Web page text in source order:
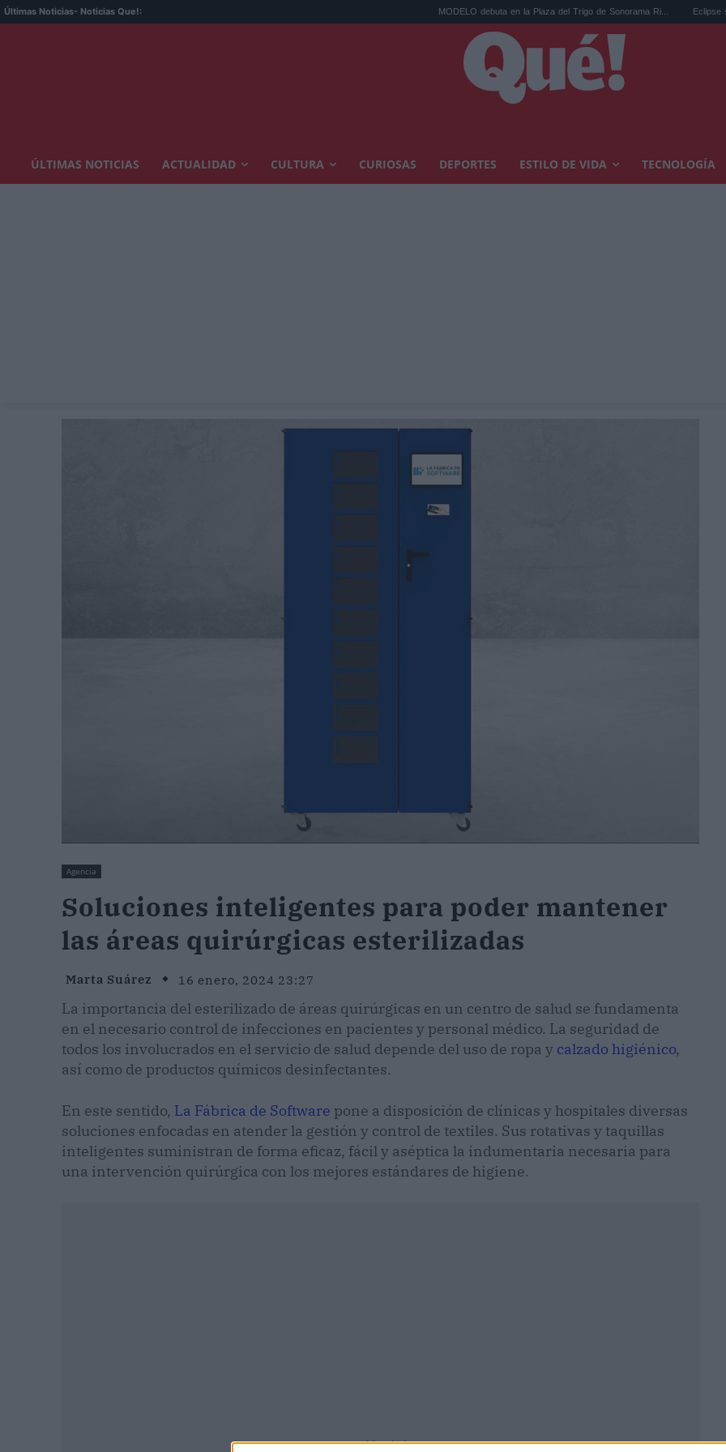
Últimas Noticias- Noticias Que!: MODELO debuta en la Plaza del Trigo de Sonorama Ri... Eclipse solar en
ÚLTIMAS NOTICIAS ACTUALIDAD CULTURA CURIOSAS DEPORTES ESTILO DE VIDA TECNOLOGÍA
Agencia
Soluciones inteligentes para poder mantener
las áreas quirúrgicas esterilizadas
Marta Suárez 16 enero, 2024 23:27
La importancia del esterilizado de áreas quirúrgicas en un centro de salud se fundamenta
en el necesario control de infecciones en pacientes y personal médico. La seguridad de
todos los involucrados en el servicio de salud depende del uso de ropa y calzado higiénico,
así como de productos químicos desinfectantes.
En este sentido, La Fábrica de Software pone a disposición de clínicas y hospitales diversas
soluciones enfocadas en atender la gestión y control de textiles. Sus rotativas y taquillas
inteligentes suministran de forma eficaz, fácil y aséptica la indumentaria necesaria para
una intervención quirúrgica con los mejores estándares de higiene.
Publicidad